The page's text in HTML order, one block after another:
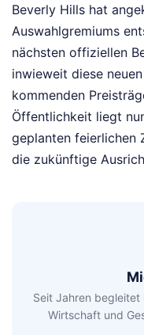
Beverly Hills hat
Auswahlgremiums
nächsten offiziellen
inwieweit diese
kommenden
Öffentlichkeit liegt
geplanten feierlichen
die zukünftige
Seit Jahren begleitet
Wirtschaft und